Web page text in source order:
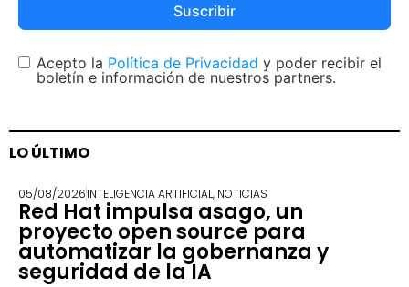
Suscribir
Acepto la Política de Privacidad y poder recibir el
boletín e información de nuestros partners.
LO ÚLTIMO
05/08/2026INTELIGENCIA ARTIFICIAL, NOTICIAS
Red Hat impulsa asago, un
proyecto open source para
automatizar la gobernanza y
seguridad de la IA